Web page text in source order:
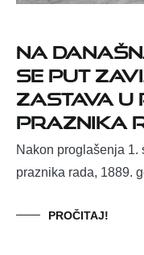
Na
se put
zastava u
Praznika
Nakon proglašenja 1.
praznika rada, 1889.
PROČITAJ!